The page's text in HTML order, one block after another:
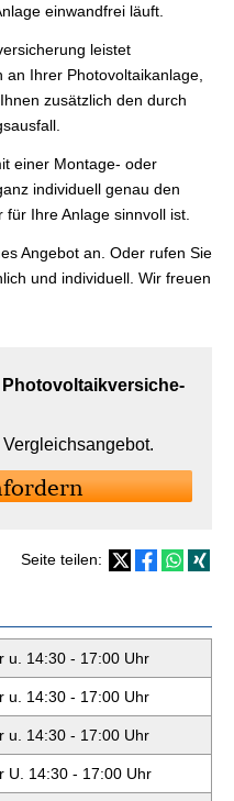
einwandfrei läuft.
leistet
Ihrer Photovoltaikanlage,
zusätzlich den durch
einer Montage- oder
individuell genau den
Ihre Anlage sinnvoll ist.
Angebot an. Oder rufen Sie
und individuell. Wir freuen
Photo­voltaik­ver­si­che­
Seite teilen:
u. 14:30 - 17:00 Uhr
u. 14:30 - 17:00 Uhr
u. 14:30 - 17:00 Uhr
U. 14:30 - 17:00 Uhr